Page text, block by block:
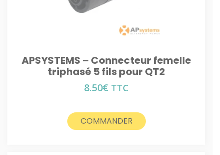
APSYSTEMS – Connecteur femelle
triphasé 5 fils pour QT2
8.50€ TTC
COMMANDER